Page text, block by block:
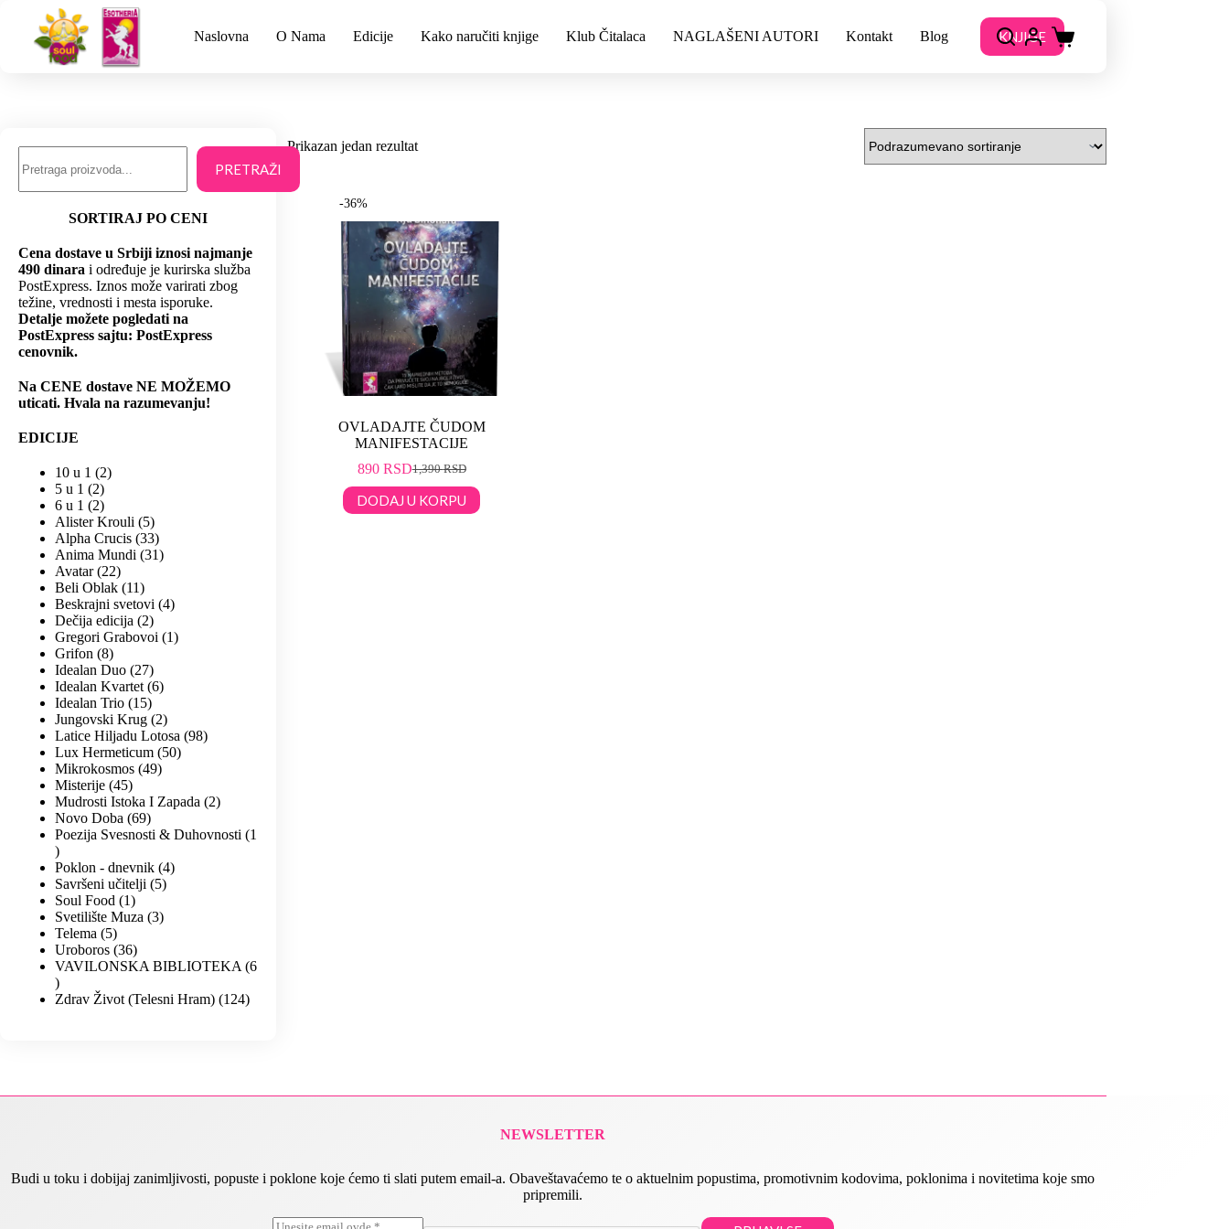
Naslovna O Nama Edicije Kako naručiti knjige Klub Čitalaca NAGLAŠENI AUTORI Kontakt Blog KNJIGE
Prikazan jedan rezultat
-36%
OVLADAJTE ČUDOM
MANIFESTACIJE
1,390RSD
890 RSD
DODAJ U KORPU
PRETRAŽI
SORTIRAJ PO CENI
Cena dostave u Srbiji iznosi najmanje
490 dinara i određuje je kurirska služba
PostExpress. Iznos može varirati zbog
težine, vrednosti i mesta isporuke.
Detalje možete pogledati na
PostExpress sajtu: PostExpress
cenovnik.
Na CENE dostave NE MOŽEMO
uticati. Hvala na razumevanju!
EDICIJE
10 u 1
2
5 u 1
2
6 u 1
2
Alister Krouli
5
Alpha Crucis 33
Anima Mundi 31
Avatar 22
Beli Oblak 11
Beskrajni svetovi 4
Dečija edicija
2
Gregori Grabovoi
1
Grifon 8
Idealan Duo 27
Idealan Kvartet 6
Idealan Trio 15
Jungovski Krug 2
Latice Hiljadu Lotosa 98
Lux Hermeticum 50
Mikrokosmos 49
Misterije 45
Mudrosti Istoka I Zapada
2
Novo Doba 69
Poezija Svesnosti & Duhovnosti
1
Poklon - dnevnik 4
Savršeni učitelji
5
Soul Food
1
Svetilište Muza 3
Telema
5
Uroboros 36
VAVILONSKA BIBLIOTEKA 6
Zdrav Život (Telesni Hram) 124
NEWSLETTER
Budi u toku i dobijaj zanimljivosti, popuste i poklone koje ćemo ti slati putem email-a. Obaveštavaćemo te o aktuelnim popustima, promotivnim kodovima, poklonima i novitetima koje smo
pripremili.
EE